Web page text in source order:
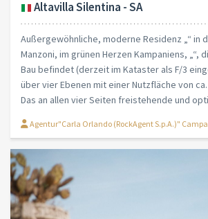
Altavilla Silentina - SA
Außergewöhnliche, moderne Residenz „“ in
Manzoni, im grünen Herzen Kampaniens, „“,
Bau befindet (derzeit im Kataster als F/3
über vier Ebenen mit einer Nutzfläche von
Das an allen vier Seiten freistehende und
Agentur"Carla Orlando (RockAgent S.p.A.)"